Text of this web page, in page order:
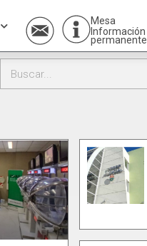
Mesa
Información
permanente